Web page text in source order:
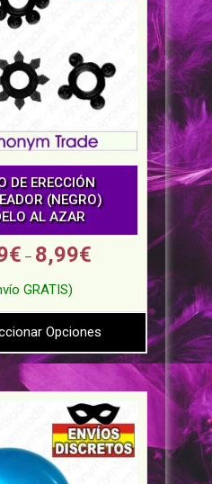
DE ERECCIÓN
(NEGRO)
AL AZAR
€ – 8,99€
Opciones